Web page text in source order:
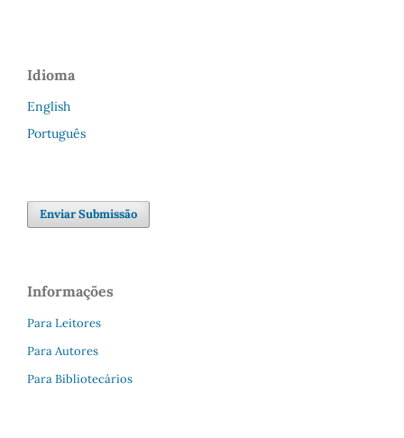
Idioma
English
Português
Enviar Submissão
Informações
Para Leitores
Para Autores
Para Bibliotecários